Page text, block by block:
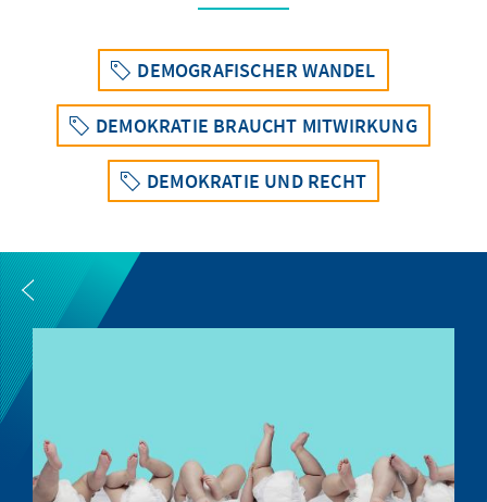
DEMOGRAFISCHER WANDEL
DEMOKRATIE BRAUCHT MITWIRKUNG
DEMOKRATIE UND RECHT